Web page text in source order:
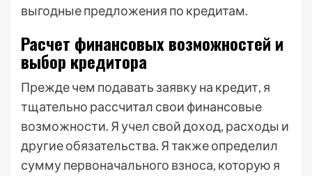
выгодные предложения по кредитам.
Расчет финансовых возможностей и
выбор кредитора
Прежде чем подавать заявку на кредит, я
тщательно рассчитал свои финансовые
возможности. Я учел свой доход, расходы и
другие обязательства. Я также определил
сумму первоначального взноса, которую я